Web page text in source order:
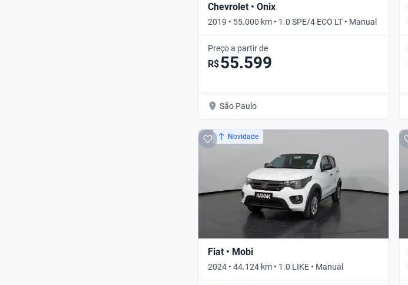
Chevrolet • Onix
2019 • 55.000 km • 1.0 SPE/4 ECO LT • Manual
Preço a partir de
R$55.599
São Paulo
Novidade
Fiat • Mobi
2024 • 44.124 km • 1.0 LIKE • Manual